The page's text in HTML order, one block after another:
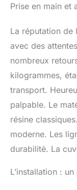
Prise en main et
La réputation de
avec des
nombreux
kilogrammes,
transport.
palpable. Le
résine
moderne. Les
durabilité. La
L’installation :